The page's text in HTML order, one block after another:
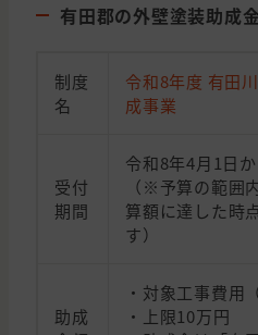
有田郡の外壁塗装助成
制度
名
令和8年度 有田
成事業
受付
期間
令和8年4月1日
（※予算の範囲
算額に達した時
す）
助成
・対象工事費用
・上限10万円